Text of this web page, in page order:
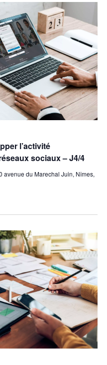
l’activité
sociaux – J4/4
avenue du Marechal Juin, Nîmes,